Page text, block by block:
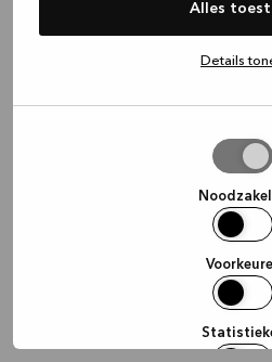
Alles
Details